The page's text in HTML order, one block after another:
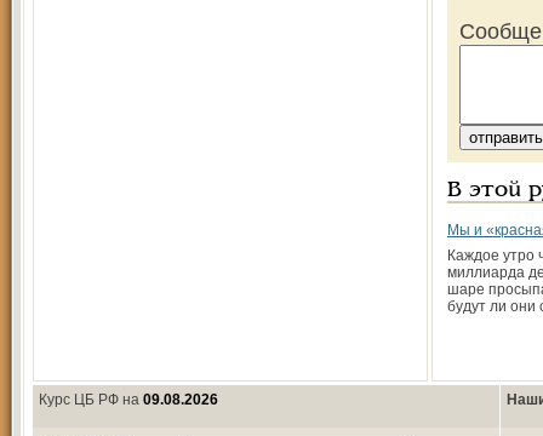
В этой
Мы и
Каждое утро
миллиарда
шаре
будут ли они
Курс ЦБ РФ на 09.08.2026